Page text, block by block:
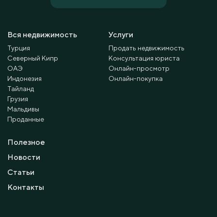
Вся недвижимость
Турция
Северный Кипр
ОАЭ
Индонезия
Тайланд
Грузия
Мальдивы
Проданные
Услуги
Продать недвижимость
Консультация юриста
Онлайн-просмотр
Онлайн-покупка
Полезное
Новости
Статьи
Контакты